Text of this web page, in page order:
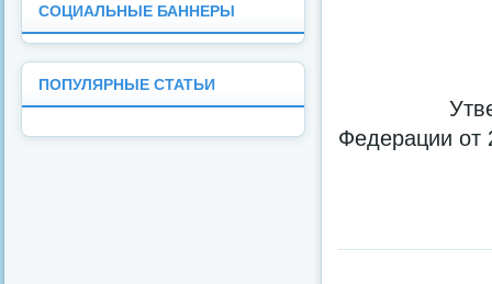
Федерации от
СОЦИАЛЬНЫЕ БАННЕРЫ
ПОПУЛЯРНЫЕ СТАТЬИ